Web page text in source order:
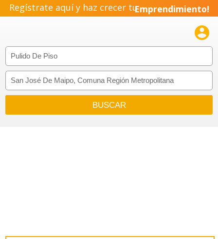
Regístrate aquí y haz crecer tuEmprendimiento!
